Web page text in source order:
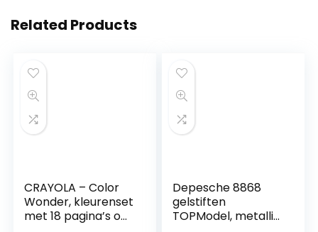
Related Products
CRAYOLA – Color
Wonder, kleurenset
met 18 pagina’s om
Depesche 8868
gelstiften
TOPModel, metallic